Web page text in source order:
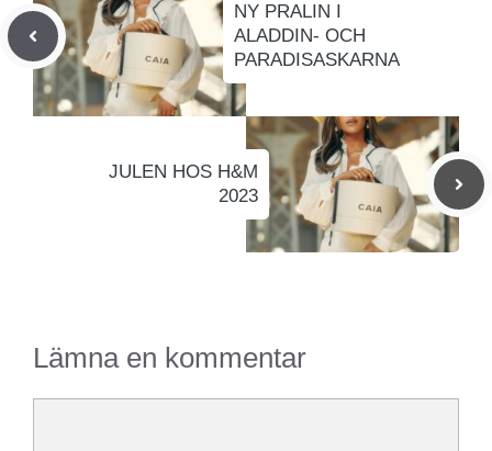
NY PRALIN I
ALADDIN- OCH
PARADISASKARNA
JULEN HOS H&M
2023
Lämna en kommentar